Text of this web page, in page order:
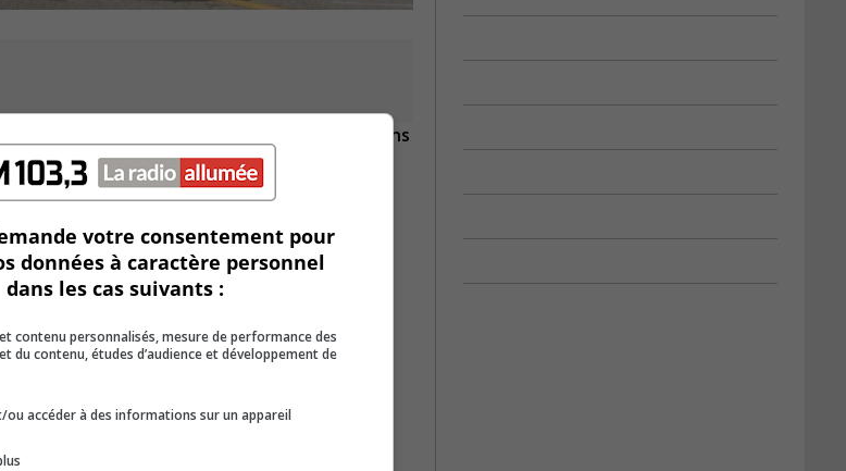
en un Maxi, à coup de plusieurs millions
ouvert à la clientèle.
2 500$ à Entraide Saint-Lambert.
vulnérables.
et régionaux.
votre consentement pour
données à caractère personnel
dans les cas suivants :
contenu personnalisés, mesure de performance des
du contenu, études d’audience et développement de
ou accéder à des informations sur un appareil